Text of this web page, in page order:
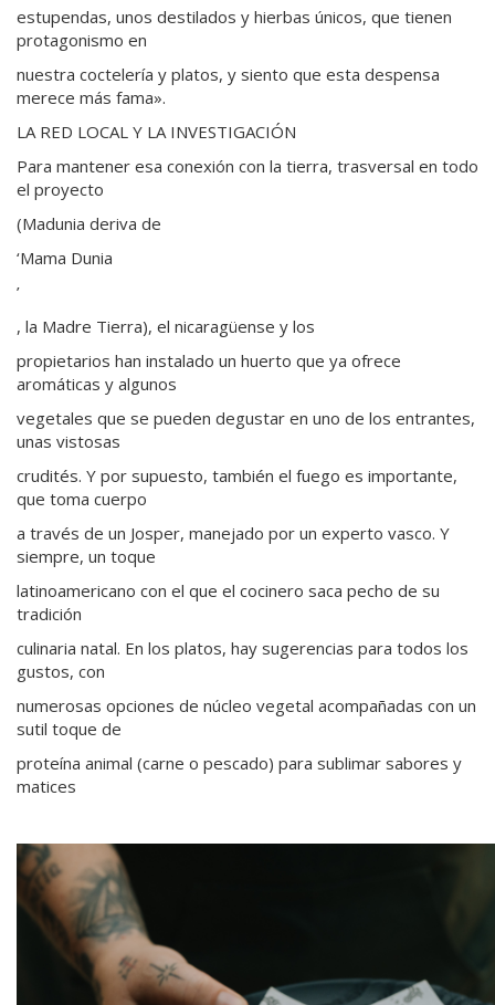
estupendas, unos destilados y hierbas únicos, que tienen
protagonismo en
nuestra coctelería y platos, y siento que esta despensa
merece más fama».
LA RED LOCAL Y LA INVESTIGACIÓN
Para mantener esa conexión con la tierra, trasversal en todo
el proyecto
(Madunia deriva de
‘Mama Dunia
’
, la Madre Tierra), el nicaragüense y los
propietarios han instalado un huerto que ya ofrece
aromáticas y algunos
vegetales que se pueden degustar en uno de los entrantes,
unas vistosas
crudités. Y por supuesto, también el fuego es importante,
que toma cuerpo
a través de un Josper, manejado por un experto vasco. Y
siempre, un toque
latinoamericano con el que el cocinero saca pecho de su
tradición
culinaria natal. En los platos, hay sugerencias para todos los
gustos, con
numerosas opciones de núcleo vegetal acompañadas con un
sutil toque de
proteína animal (carne o pescado) para sublimar sabores y
matices